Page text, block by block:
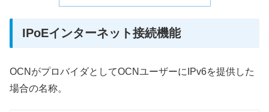
IPoEインターネット接続機能
OCNがプロバイダとしてOCNユーザーにIPv6を提供した
場合の名称。